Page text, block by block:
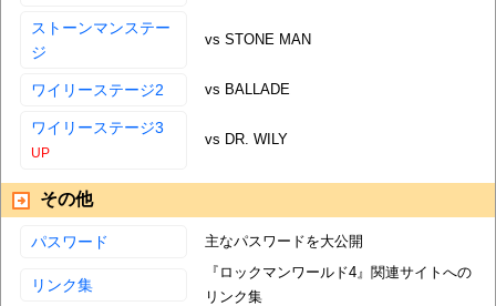
ストーンマンステー
ジ
vs STONE MAN
ワイリーステージ2 vs BALLADE
ワイリーステージ3
vs DR. WILY
その他
パスワード 主なパスワードを大公開
リンク集
『ロックマンワールド4』関連サイトへの
リンク集